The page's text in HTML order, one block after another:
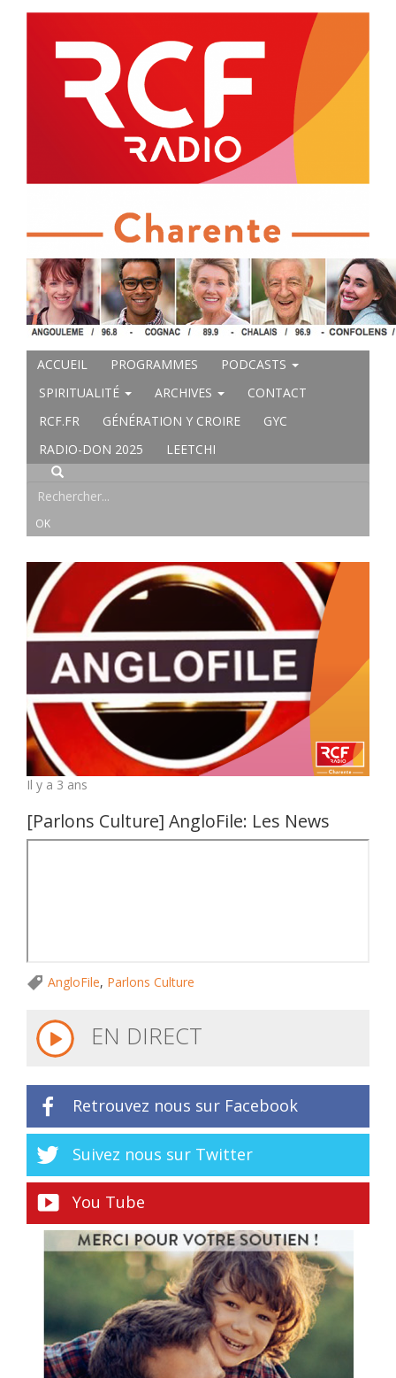
ACCUEIL PROGRAMMES
PODCASTS
SPIRITUALITÉ
ARCHIVES
CONTACT
RCF.FR
GÉNÉRATION Y CROIRE
GYC
RADIO-DON 2025
LEETCHI
Il y a 3 ans
[Parlons Culture] AngloFile: Les News
AngloFile, Parlons Culture
EN DIRECT
Retrouvez nous sur Facebook
Suivez nous sur Twitter
You Tube